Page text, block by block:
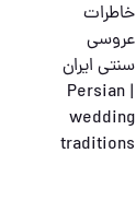
خاطرات
عروسی
سنتی ایران
| Persian
wedding
traditions